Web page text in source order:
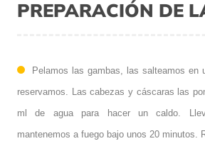
PREPARACIÓN DE
Pelamos las gambas, las salteamos en
reservamos. Las cabezas y cáscaras las
ml de agua para hacer un caldo.
mantenemos a fuego bajo unos 20 minutos.